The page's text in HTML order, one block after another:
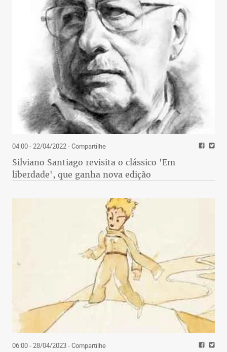
04:00 - 22/04/2022- Compartilhe
Silviano Santiago revisita o clássico 'Em
liberdade', que ganha nova edição
06:00 - 28/04/2023- Compartilhe